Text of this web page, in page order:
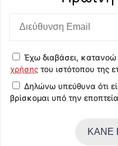
Έχω διαβάσει, κατανοώ
χρήσης του ιστότοπου της
Δηλώνω υπεύθυνα ότι
βρίσκομαι υπό την
ΚΑΝΕ